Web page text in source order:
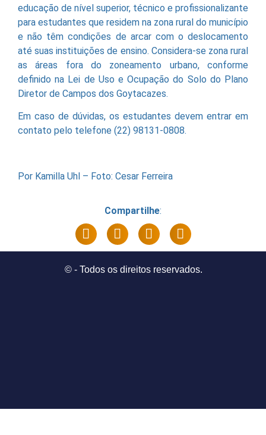
educação de nível superior, técnico e profissionalizante
para estudantes que residem na zona rural do município
e não têm condições de arcar com o deslocamento
até suas instituições de ensino. Considera-se zona rural
as áreas fora do zoneamento urbano, conforme
definido na Lei de Uso e Ocupação do Solo do Plano
Diretor de Campos dos Goytacazes.
Em caso de dúvidas, os estudantes devem entrar em
contato pelo telefone (22) 98131-0808.
Por Kamilla Uhl – Foto: Cesar Ferreira
Compartilhe:
© - Todos os direitos reservados.